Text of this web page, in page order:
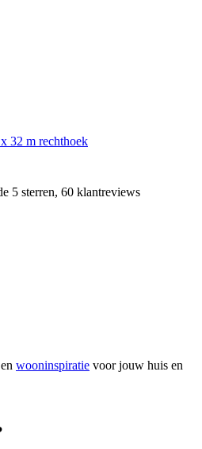
32 m rechthoek
5 sterren, 60 klantreviews
en wooninspiratie voor jouw huis en